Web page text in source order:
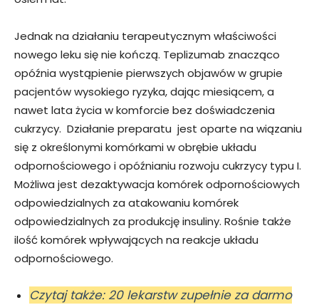
Jednak na działaniu terapeutycznym właściwości
nowego leku się nie kończą. Teplizumab znacząco
opóźnia wystąpienie pierwszych objawów w grupie
pacjentów wysokiego ryzyka, dając miesiącem, a
nawet lata życia w komforcie bez doświadczenia
cukrzycy. Działanie preparatu jest oparte na wiązaniu
się z określonymi komórkami w obrębie układu
odpornościowego i opóźnianiu rozwoju cukrzycy typu I.
Możliwa jest dezaktywacja komórek odpornościowych
odpowiedzialnych za atakowaniu komórek
odpowiedzialnych za produkcję insuliny. Rośnie także
ilość komórek wpływających na reakcje układu
odpornościowego.
Czytaj także: 20 lekarstw zupełnie za darmo